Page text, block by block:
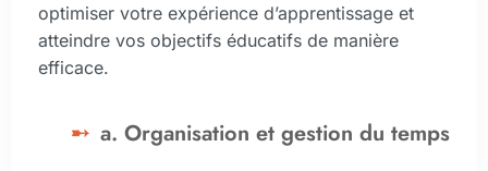
optimiser votre expérience d’apprentissage et
atteindre vos objectifs éducatifs de manière
efficace.
a. Organisation et gestion du temps